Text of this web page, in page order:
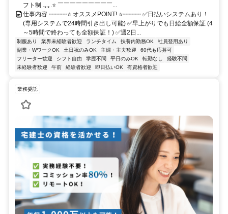
フト制 .｡｡.⭐ ￣￣￣￣￣￣￣￣￣...
仕事内容 ┉┉┉⭐ オススメPOINT! ⭐┉┉┉ ✅日払いシステムあり！
(専用システムで24時間引き出し可能) ✅早上がりでも日給全額保証 (4
～5時間で終わっても全額保証！) ✅週2日...
制服あり 業界未経験者歓迎 ランチタイム 扶養内勤務OK
社員登用あり
副業・WワークOK
土日祝のみOK 主婦・主夫歓迎
60代も応募可
フリーター歓迎
シフト自由 学歴不問 平日のみOK 転勤なし
経験不問
未経験者歓迎
午前 経験者歓迎 即日払いOK 有資格者歓迎
業務委託